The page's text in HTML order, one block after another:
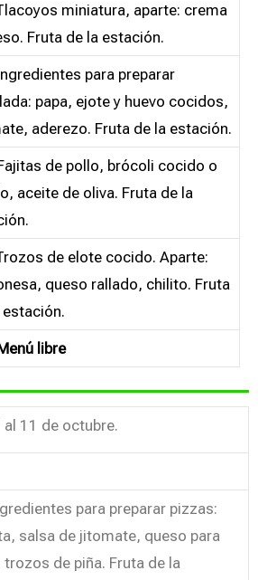
miniatura, aparte: crema
Fruta de la estación.
para preparar
papa, ejote y huevo cocidos,
aderezo. Fruta de la estación.
de pollo, brócoli cocido o
aceite de oliva. Fruta de la
de elote cocido. Aparte:
queso rallado, chilito. Fruta
estación.
libre
al 11 de octubre.
para preparar pizzas:
salsa de jitomate, queso para
trozos de piña. Fruta de la